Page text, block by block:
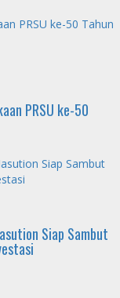
PRSU ke-50 Tahun
PRSU ke-50
Siap Sambut
Siap Sambut